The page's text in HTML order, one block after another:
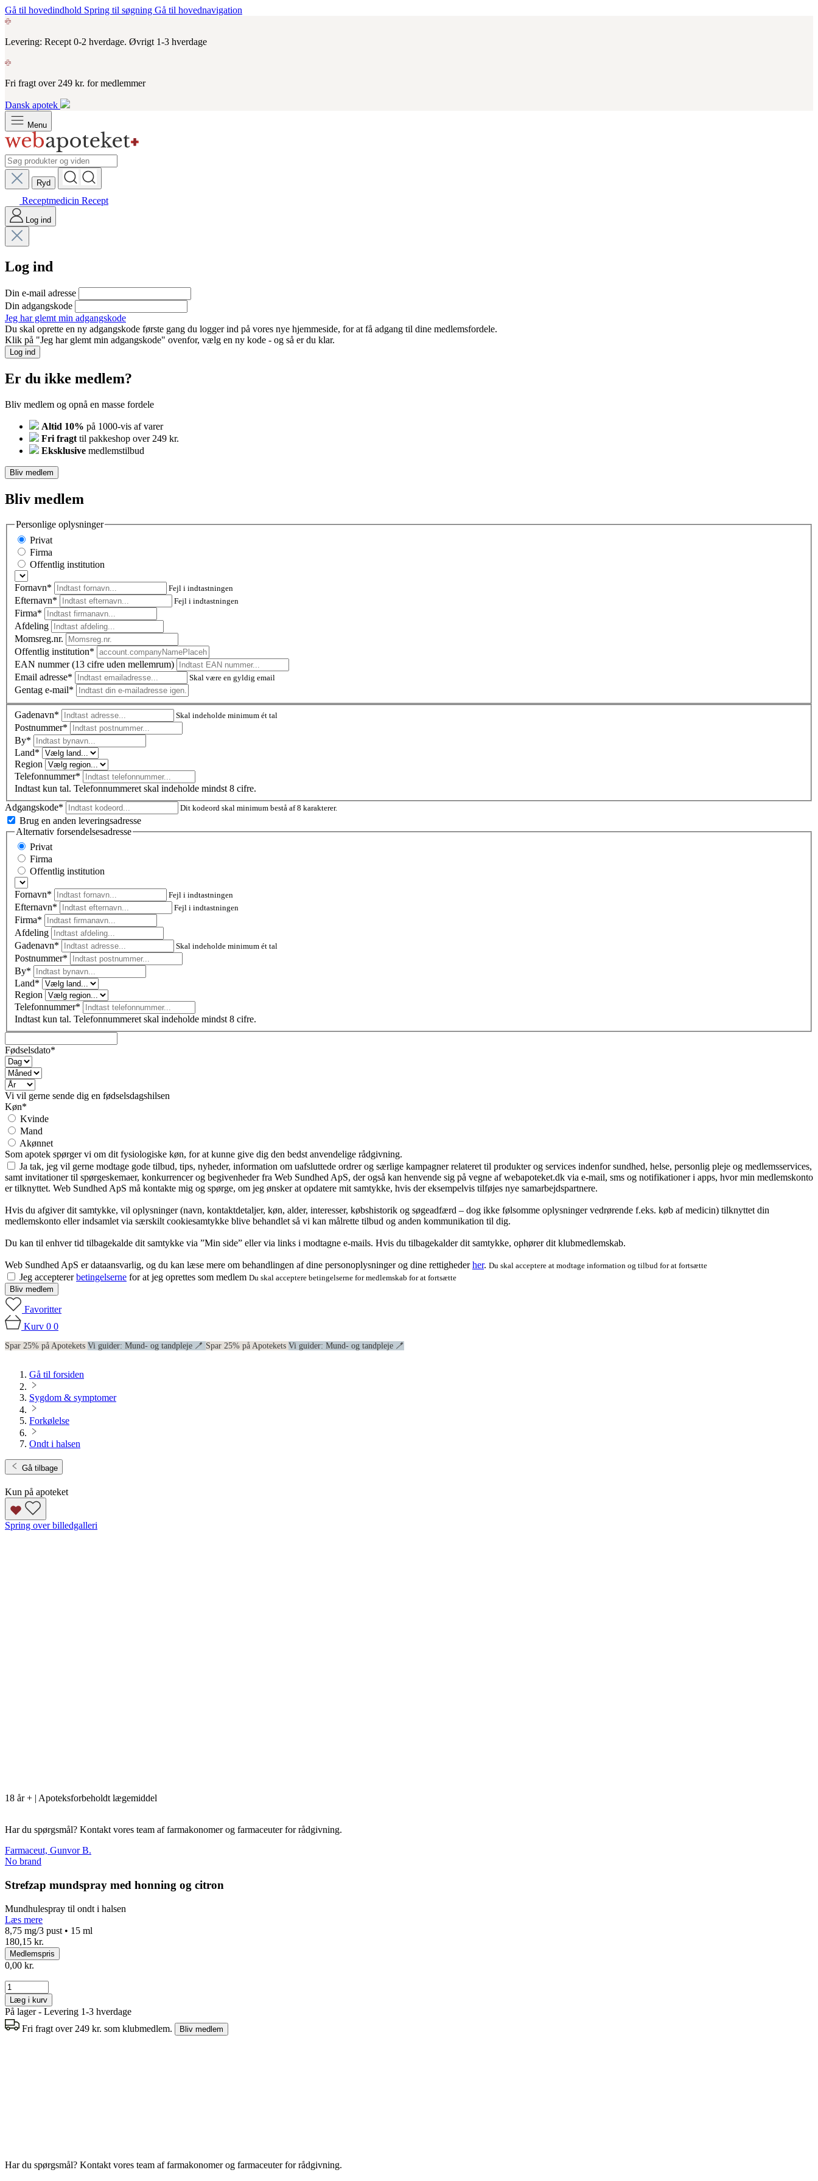
Gå til hovedindhold Spring til søgning Gå til hovednavigation
Levering: Recept 0-2 hverdage. Øvrigt 1-3 hverdage
Fri fragt over 249 kr. for medlemmer
Dansk apotek
Menu
Ryd
Receptmedicin Recept
Log ind
Log ind
Din e-mail adresse
Din adgangskode
Jeg har glemt min adgangskode
Du skal oprette en ny adgangskode første gang du logger ind på vores nye hjemmeside, for at få adgang til dine medlemsfordele.
Klik på "Jeg har glemt min adgangskode" ovenfor, vælg en ny kode - og så er du klar.
Log ind
Er du ikke medlem?
Bliv medlem og opnå en masse fordele
Altid 10% på 1000-vis af varer
Fri fragt til pakkeshop over 249 kr.
Eksklusive medlemstilbud
Bliv medlem
Bliv medlem
Personlige oplysninger
Privat
Firma
Offentlig institution
Fornavn* Fejl i indtastningen
Efternavn* Fejl i indtastningen
Firma*
Afdeling
Momsreg.nr.
Offentlig institution*
EAN nummer (13 cifre uden mellemrum)
Email adresse*
Skal være en gyldig email
Gentag e-mail*
Gadenavn* Skal indeholde minimum ét tal
Postnummer*
By*
Land*
Region
Telefonnummer*
Indtast kun tal. Telefonnummeret skal indeholde mindst 8 cifre.
Adgangskode*
Dit kodeord skal minimum bestå af 8 karakterer.
Brug en anden leveringsadresse
Alternativ forsendelsesadresse
Privat
Firma
Offentlig institution
Fornavn* Fejl i indtastningen
Efternavn* Fejl i indtastningen
Firma*
Afdeling
Gadenavn*
Skal indeholde minimum ét tal
Postnummer*
By*
Land*
Region
Telefonnummer*
Indtast kun tal. Telefonnummeret skal indeholde mindst 8 cifre.
Fødselsdato*
Vi vil gerne sende dig en fødselsdagshilsen
Køn*
Kvinde
Mand
Akønnet
Som apotek spørger vi om dit fysiologiske køn, for at kunne give dig den bedst anvendelige rådgivning.
Ja tak, jeg vil gerne modtage gode tilbud, tips, nyheder, information om uafsluttede ordrer og særlige kampagner relateret til produkter og services indenfor sundhed, helse, personlig pleje og medlemsservices,
samt invitationer til spørgeskemaer, konkurrencer og begivenheder fra Web Sundhed ApS, der også kan henvende sig på vegne af webapoteket.dk via e-mail, sms og notifikationer i apps, hvor min medlemskonto
er tilknyttet. Web Sundhed ApS må kontakte mig og spørge, om jeg ønsker at opdatere mit samtykke, hvis der eksempelvis tilføjes nye samarbejdspartnere.
Hvis du afgiver dit samtykke, vil oplysninger (navn, kontaktdetaljer, køn, alder, interesser, købshistorik og søgeadfærd – dog ikke følsomme oplysninger vedrørende f.eks. køb af medicin) tilknyttet din
medlemskonto eller indsamlet via særskilt cookiesamtykke blive behandlet så vi kan målrette tilbud og anden kommunikation til dig.
Du kan til enhver tid tilbagekalde dit samtykke via ”Min side” eller via links i modtagne e-mails. Hvis du tilbagekalder dit samtykke, ophører dit klubmedlemskab.
Web Sundhed ApS er dataansvarlig, og du kan læse mere om behandlingen af dine personoplysninger og dine rettighederher. Du skal acceptere at modtage information og tilbud for at fortsætte
Jeg acceptererbetingelserne for at jeg oprettes som medlem Du skal acceptere betingelserne for medlemskab for at fortsætte
Bliv medlem
Favoritter
Kurv 0 0
Spar 25% på Apotekets Vi guider: Mund- og tandpleje 🪥 Spar 25% på Apotekets Vi guider: Mund- og tandpleje 🪥
Gå til forsiden
Sygdom & symptomer
Forkølelse
Ondt i halsen
Gå tilbage
Kun på apoteket
Spring over billedgalleri
18 år + | Apoteksforbeholdt lægemiddel
Har du spørgsmål? Kontakt vores team af farmakonomer og farmaceuter for rådgivning.
Farmaceut, Gunvor B.
No brand
Strefzap mundspray med honning og citron
Mundhulespray til ondt i halsen
Læs mere
8,75 mg/3 pust • 15 ml
180,15 kr.
Medlemspris
0,00 kr.
Læg i kurv
På lager - Levering 1-3 hverdage
Fri fragt over 249 kr. som klubmedlem.
Bliv medlem
Har du spørgsmål? Kontakt vores team af farmakonomer og farmaceuter for rådgivning.